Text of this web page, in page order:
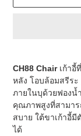
to
your
cart
CH88 Chair เก้า
หลัง โอบล้อมสรีร
ภายในบุด้วยฟองน้
คุณภาพสูงที่สามาร
สบาย ใต้ขาเก้าอี้
ได้